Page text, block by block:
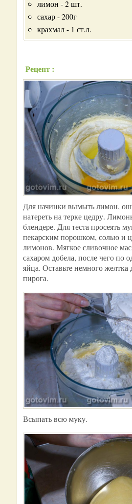
лимон - 2 шт.
сахар - 200г
крахмал - 1 ст.л.
Рецепт :
Для начинки вымыть лимон,
натереть на терке цедру.
блендере. Для теста просеять
пекарским порошком, солью и
лимонов. Мягкое сливочное
сахаром добела, после чего по
яйца. Оставьте немного желтка
пирога.
Всыпать всю муку.